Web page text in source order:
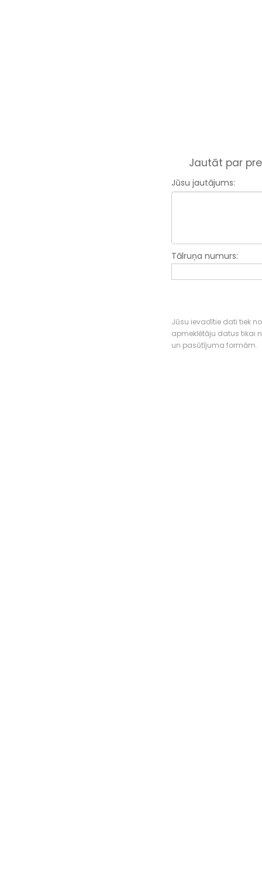
Jautāt par
Jūsu jautājums:
Tālruņa numurs:
Jūsu ievadītie dati tiek
apmeklētāju datus tikai
un pasūtījuma formām.